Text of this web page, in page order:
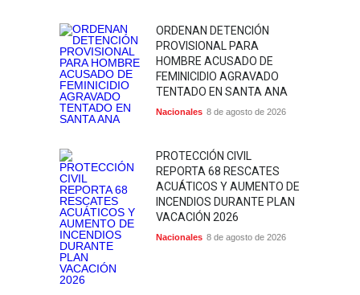
ORDENAN DETENCIÓN
PROVISIONAL PARA
HOMBRE ACUSADO DE
FEMINICIDIO AGRAVADO
TENTADO EN SANTA ANA
Nacionales 8 de agosto de 2026
PROTECCIÓN CIVIL
REPORTA 68 RESCATES
ACUÁTICOS Y AUMENTO DE
INCENDIOS DURANTE PLAN
VACACIÓN 2026
Nacionales 8 de agosto de 2026